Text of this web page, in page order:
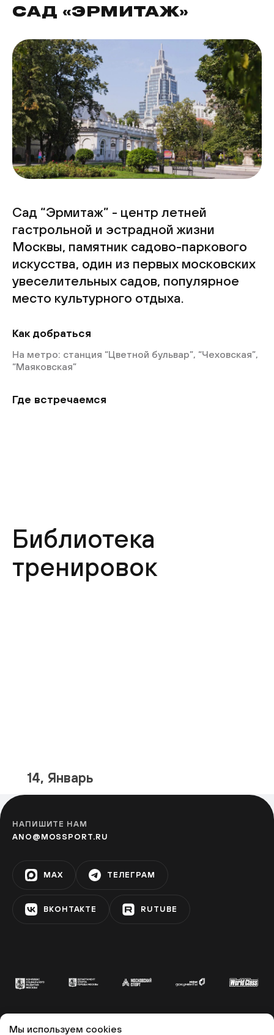
САД «ЭРМИТАЖ»
Сад “Эрмитаж” - центр летней
гастрольной и эстрадной жизни
Москвы, памятник садово-паркового
искусства, один из первых московских
увеселительных садов, популярное
место культурного отдыха.
Как добраться
На метро: станция “Цветной бульвар”, “Чеховская”,
“Маяковская”
Где встречаемся
Библиотека
тренировок
14, Январь
НАПИШИТЕ НАМ
ANO@MOSSPORT.RU
MAX ТЕЛЕГРАМ
ВКОНТАКТЕ RUTUBE
Мы используем cookies